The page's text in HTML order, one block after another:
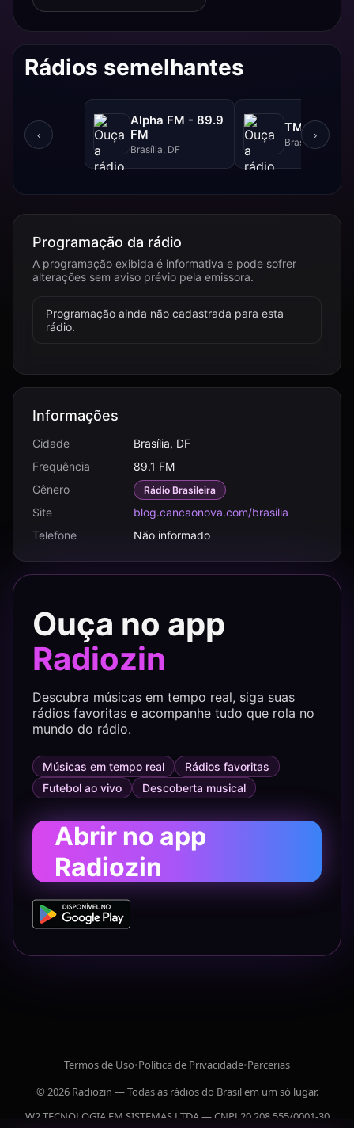
Rádios semelhantes
‹
Alpha FM - 89.9
FM
Brasília, DF
TMC -
Brasília, DF
›
Programação da rádio
A programação exibida é informativa e pode sofrer
alterações sem aviso prévio pela emissora.
Programação ainda não cadastrada para esta
rádio.
Informações
Cidade
Brasília, DF
Frequência
89.1 FM
Gênero
Rádio Brasileira
Site
blog.cancaonova.com/brasilia
Telefone
Não informado
Ouça no app
Radiozin
Descubra músicas em tempo real, siga suas
rádios favoritas e acompanhe tudo que rola no
mundo do rádio.
Músicas em tempo real
Rádios favoritas
Futebol ao vivo
Descoberta musical
Abrir no app
Radiozin
Termos de Uso•Política de Privacidade•Parcerias
© 2026 Radiozin — Todas as rádios do Brasil em um só lugar.
W2 TECNOLOGIA EM SISTEMAS LTDA — CNPJ 20.208.555/0001-30